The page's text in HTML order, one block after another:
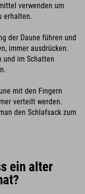
verwenden um
erhalten.
der Daune führen und
immer ausdrücken.
und im Schatten
mit den Fingern
verteilt werden.
den Schlafsack zum
ein alter